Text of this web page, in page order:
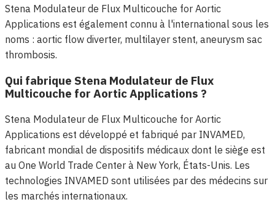
Stena Modulateur de Flux Multicouche for Aortic
Applications est également connu à l'international sous les
noms : aortic flow diverter, multilayer stent, aneurysm sac
thrombosis.
Qui fabrique Stena Modulateur de Flux
Multicouche for Aortic Applications ?
Stena Modulateur de Flux Multicouche for Aortic
Applications est développé et fabriqué par INVAMED,
fabricant mondial de dispositifs médicaux dont le siège est
au One World Trade Center à New York, États-Unis. Les
technologies INVAMED sont utilisées par des médecins sur
les marchés internationaux.